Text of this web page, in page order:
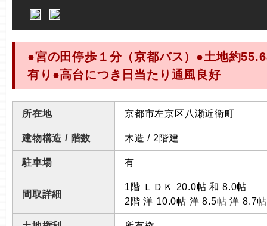
●宮の田停歩１分（京都バス）●土地約
有り●高台につき日当たり通風良好
所在地 京都市左京区八瀬近衛町
建物構造 / 階数 木造 / 2階建
駐車場 有
間取詳細
1階 ＬＤＫ 20.0帖 和 8.0帖
2階 洋 10.0帖 洋 8.5帖 洋 8.7帖